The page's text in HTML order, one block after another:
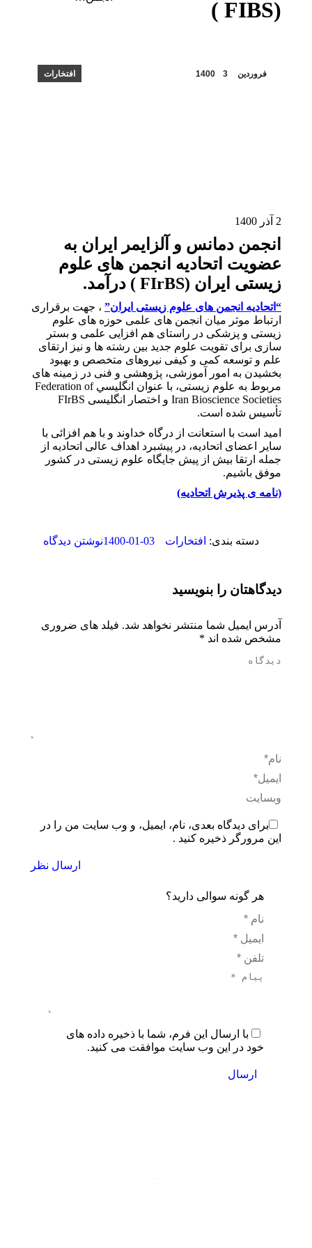
(FIBS )
فروردین 3
1400 افتخارات
2 آذر 1400
انجمن دمانس و آلزایمر ایران به
عضویت اتحادیه انجمن های علوم
زیستی ایران (FIrBS ) درآمد.
“اتحادیه انجمن های علوم زیستی ایران” ، جهت برقراری
ارتباط موثر میان انجمن­ های علمی حوزه­ های علوم
زیستی و پزشکی در راستای هم افزایی علمی و بستر
سازی برای تقویت علوم جدید بین رشته ه­ا و نیز ارتقای
علم و توسعه کمی و کیفی نیروهای متخصص و بهبود
بخشیدن به امور آموزشی، پژوهشی و فنی در زمینه­ های
مربوط به علوم زیستی، با عنوان انگليسي Federation of
Iran Bioscience Societies و اختصار انگلیسی FIrBS
تأسیس شده است.
امید است با استعانت از درگاه خداوند و با هم افزائی با
سایر اعضای اتحادیه، در پیشبرد اهداف عالی اتحادیه از
جمله ارتقا بیش از پیش جایگاه علوم زیستی در کشور
موفق باشیم.
(نامه ی پذیرش اتحادیه)
دسته بندی: افتخارات 1400-01-03نوشتن دیدگاه
دیدگاهتان را بنویسید
آدرس ایمیل شما منتشر نخواهد شد. فیلد های ضروری
مشخص شده اند *
دیدگاه
نام *
ایمیل *
وبسایت
برای دیدگاه بعدی، نام، ایمیل، و وب سایت من را در
این مرورگر ذخیره کنید .
ارسال نظر
هر گونه سوالی دارید؟
نام *
ایمیل *
تلفن *
پیام *
با ارسال این فرم، شما با ذخیره داده های
خود در این وب سایت موافقت می کنید.
ارسال